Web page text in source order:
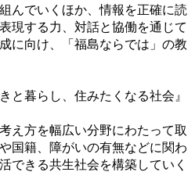
んでいくほか、情報を正確に読
現する力、対話と協働を通じて
に向け、「福島ならでは」の教
暮らし、住みたくなる社会』
え方を幅広い分野にわたって取
国籍、障がいの有無などに関わ
できる共生社会を構築していく